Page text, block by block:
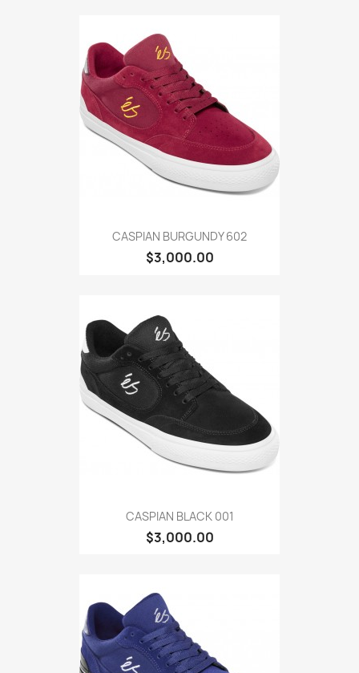
CASPIAN BURGUNDY 602
$3,000.00
CASPIAN BLACK 001
$3,000.00